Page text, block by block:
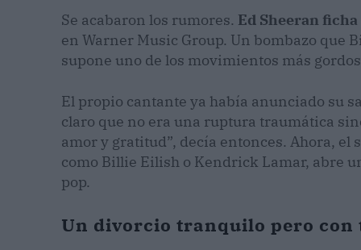
Se acabaron los rumores. Ed Sheeran
en Warner Music Group. Un bombazo que
supone uno de los movimientos más
El propio cantante ya había anunciado su
claro que no era una ruptura traumática
amor y gratitud”, decía entonces. Ahora, el
como Billie Eilish o Kendrick Lamar, abre
pop.
Un divorcio tranquilo pero